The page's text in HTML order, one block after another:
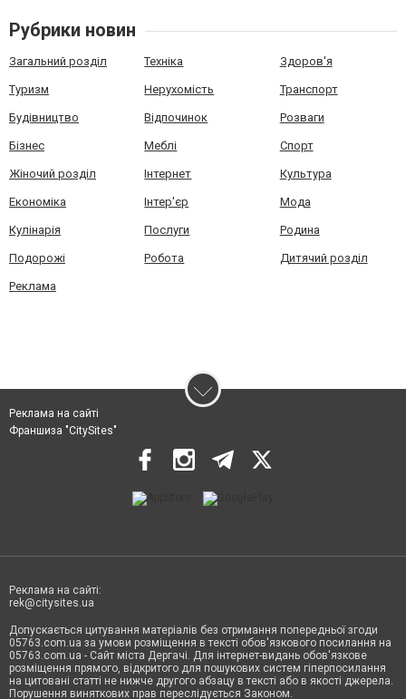
Рубрики новин
Загальний розділ Техніка Здоров'я
Туризм Нерухомість Транспорт
Будівництво Відпочинок Розваги
Бізнес Меблі Спорт
Жіночий розділ Інтернет Культура
Економіка Інтер'єр Мода
Кулінарія Послуги Родина
Подорожі Робота Дитячий розділ
Реклама
Реклама на сайті
Франшиза "CitySites"
Реклама на сайті:
rek@citysites.ua
Допускається цитування матеріалів без отримання попередньої згоди
05763.com.ua за умови розміщення в тексті обов'язкового посилання на
05763.com.ua - Сайт міста Дергачі. Для інтернет-видань обов'язкове
розміщення прямого, відкритого для пошукових систем гіперпосилання
на цитовані статті не нижче другого абзацу в тексті або в якості джерела.
Порушення виняткових прав переслідується Законом.